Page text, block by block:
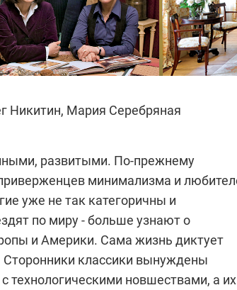
Никитин, Мария Серебряная
развитыми. По-прежнему
минимализма и
уже не так категоричны и
по миру - больше узнают о
и Америки. Сама жизнь диктует
Сторонники классики вынуждены
технологическими новшествами, а их